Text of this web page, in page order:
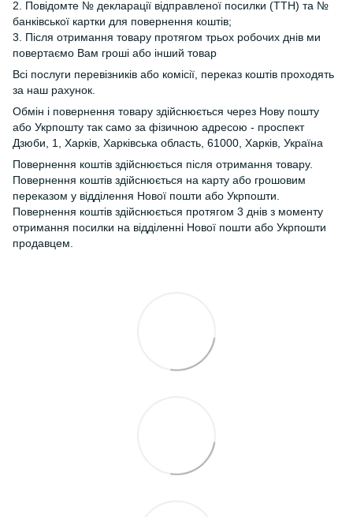
2. Повідомте № декларації відправленої посилки (ТТН) та №
банківської картки для повернення коштів;
3. Після отримання товару протягом трьох робочих днів ми
повертаємо Вам гроші або інший товар
Всі послуги перевізників або комісії, переказ коштів проходять
за наш рахунок.
Обмін і повернення товару здійснюється через Нову пошту
або Укрпошту так само за фізичною адресою - проспект
Дзюби, 1, Харків, Харківська область, 61000, Харків, Україна
Повернення коштів здійснюється після отримання товару.
Повернення коштів здійснюється на карту або грошовим
переказом у відділення Нової пошти або Укрпошти.
Повернення коштів здійснюється протягом 3 днів з моменту
отримання посилки на відділенні Нової пошти або Укрпошти
продавцем.